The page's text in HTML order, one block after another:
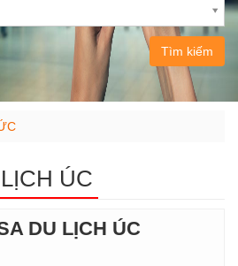
Tìm kiếm
ÚC
DU LỊCH ÚC